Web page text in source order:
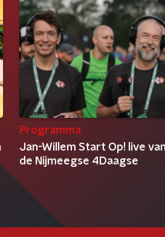
Programma
Jan-Willem Start Op! live
de Nijmeegse 4Daagse